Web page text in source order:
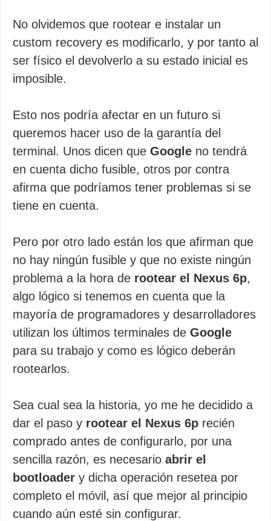
No olvidemos que rootear e instalar un
custom recovery es modificarlo, y por tanto al
ser físico el devolverlo a su estado inicial es
imposible.
Esto nos podría afectar en un futuro si
queremos hacer uso de la garantía del
terminal. Unos dicen que Google no tendrá
en cuenta dicho fusible, otros por contra
afirma que podríamos tener problemas si se
tiene en cuenta.
Pero por otro lado están los que afirman que
no hay ningún fusible y que no existe ningún
problema a la hora de rootear el Nexus 6p,
algo lógico si tenemos en cuenta que la
mayoría de programadores y desarrolladores
utilizan los últimos terminales de Google
para su trabajo y como es lógico deberán
rootearlos.
Sea cual sea la historia, yo me he decidido a
dar el paso y rootear el Nexus 6p recién
comprado antes de configurarlo, por una
sencilla razón, es necesario abrir el
bootloader y dicha operación resetea por
completo el móvil, así que mejor al principio
cuando aún esté sin configurar.